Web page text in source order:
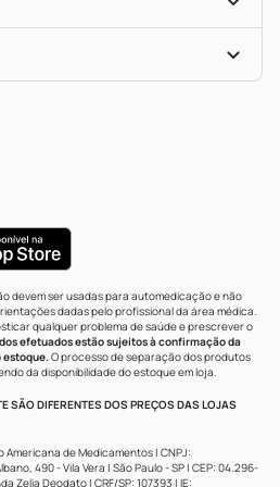
devem ser usadas para automedicação e não
dadas pelo profissional da área médica.
qualquer problema de saúde e prescrever o
efetuados estão sujeitos à confirmação da
estoque.O processo de separação dos produtos
da disponibilidade do estoque em loja.
SÃO DIFERENTES DOS PREÇOS DAS LOJAS
Americana de Medicamentos | CNPJ:
490 - Vila Vera | São Paulo - SP | CEP: 04.296-
Zelia Deodato | CRF/SP: 107393 | IE: